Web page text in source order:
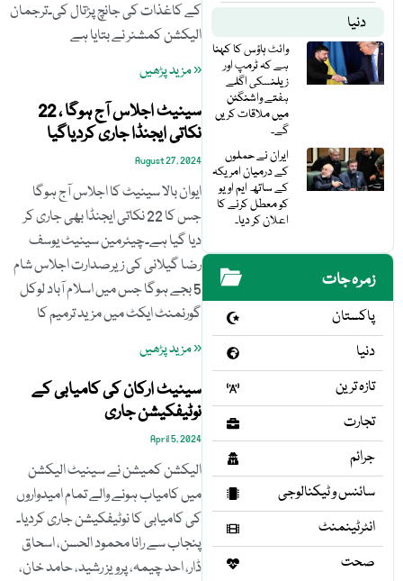
دنیا
وائٹ ہاؤس کا کہنا
ہے کہ ٹرمپ اور
زیلنسکی اگلے
ہفتے واشنگٹن
میں ملاقات کریں
گے۔
ایران نے حملوں
کے درمیان امریکہ
کے ساتھ ایم او یو
کو معطل کرنے کا
اعلان کر دیا۔
زمرہ جات
پاکستان
دنیا
تازہ ترین
تجارت
جرائم
سائنس و ٹیکنالوجی
انٹرٹینمنٹ
صحت
کے کاغذات کی جانچ پڑتال کی۔ترجمان
الیکشن کمشنر نے بتایا ہے
« مزید پڑھیں
سینیٹ اجلاس آج ہوگا ، 22
نکاتی ایجنڈا جاری کردیاگیا
August 27, 2024
ایوان بالا سینیٹ کا اجلاس آج ہوگا
جس کا 22 نکاتی ایجنڈا بھی جاری کر
دیا گیا ہے۔چیئرمین سینیٹ یوسف
رضا گیلانی کی زیرصدارت اجلاس شام
5 بجے ہوگا جس میں اسلام آباد لوکل
گورنمنٹ ایکٹ میں مزید ترمیم کا
« مزید پڑھیں
سینیٹ ارکان کی کامیابی کے
نوٹیفکیشن جاری
April 5, 2024
الیکشن کمیشن نے سینیٹ الیکشن
میں کامیاب ہونے والے تمام امیدواروں
کی کامیابی کا نوٹیفکیشن جاری کردیا۔
پنجاب سے رانا محمود الحسن، اسحاق
ڈار، احد چیمہ، پرویز رشید، حامد خان،